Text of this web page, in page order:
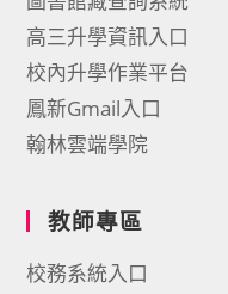
高三升學資訊入口
校內升學作業平台
鳳新Gmail入口
翰林雲端學院
教師專區
校務系統入口